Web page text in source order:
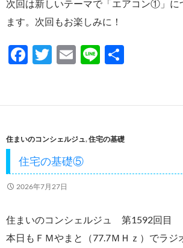
次回は新しいテーマで「エアコン①」に
ます。次回もお楽しみに！
F
b
o
o
k
T
er
E
Li
住まいのコンシェルジュ,住宅の基礎
住宅の基礎⑤
2026年7月27日
住まいのコンシェルジュ 第1592回目
本日もＦＭやまと（77.7ＭＨｚ）でラジ